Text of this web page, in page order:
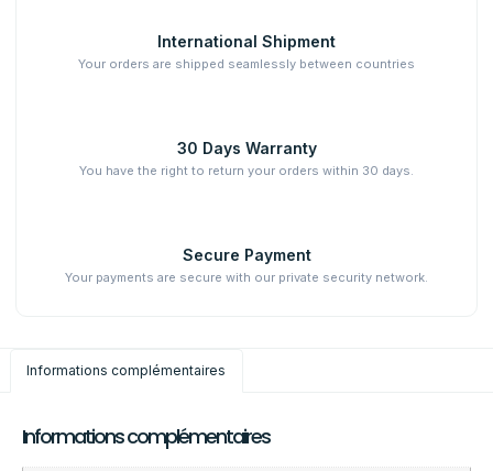
International Shipment
Your orders are shipped seamlessly between countries
30 Days Warranty
You have the right to return your orders within 30 days.
Secure Payment
Your payments are secure with our private security network.
Informations complémentaires
Informations complémentaires